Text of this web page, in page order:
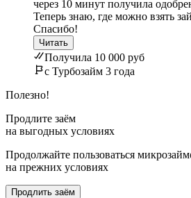
через 10 минут получила
Теперь знаю, где можно взять
Спасибо!
Читать
Получила 10 000 руб
с Турбозайм 3 года
Полезно!
Продлите заём
на выгодных условиях
Продолжайте пользоваться
на прежних условиях
Продлить заём